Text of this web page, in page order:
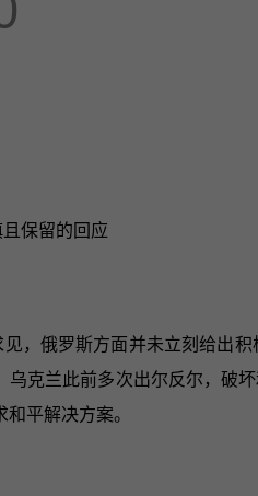
保留的回应
，俄罗斯方面并未立刻给出
乌克兰此前多次出尔反尔，破
平解决方案。